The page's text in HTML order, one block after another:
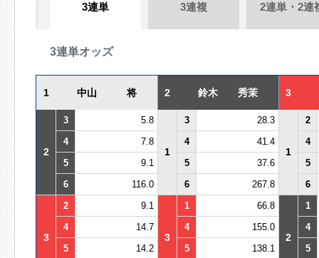
3連単 3連複 2連単・2連
3連単オッズ
1 中山 将 2 鈴木 秀茉 3
2
3 5.8
1
3 28.3
1
2
4
7.8 4 41.4
4
5
9.1 5 37.6
5
6
116.0 6 267.8 6
3
2 9.1
3
1 66.8
2
1
4
14.7 4 155.0
4
5
14.2 5 138.1
5